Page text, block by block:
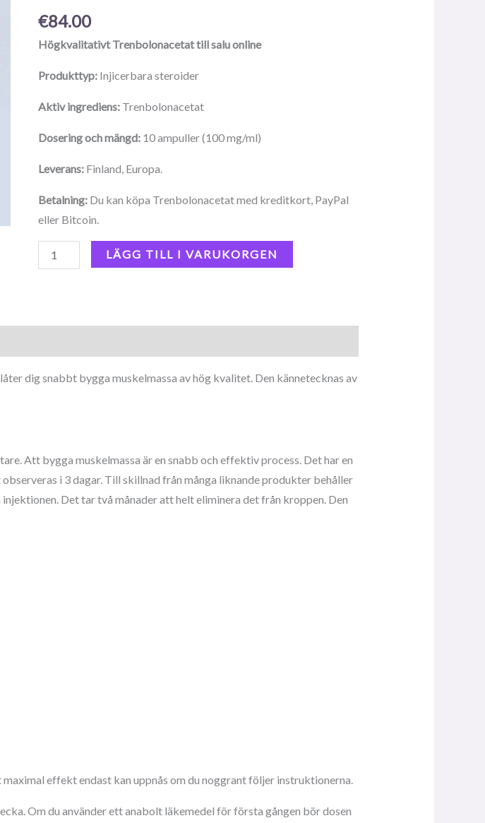
€84.00
Högkvalitativt Trenbolonacetat till salu online
Produkttyp: Injicerbara steroider
Aktiv ingrediens: Trenbolonacetat
Dosering och mängd: 10 ampuller (100 mg/ml)
Leverans: Finland, Europa.
Betalning: Du kan köpa Trenbolonacetat med kreditkort, PayPal
eller Bitcoin.
LÄGG TILL I VARUKORGEN
dig snabbt bygga muskelmassa av hög kvalitet. Den kännetecknas av
Att bygga muskelmassa är en snabb och effektiv process. Det har en
i 3 dagar. Till skillnad från många liknande produkter behåller
Det tar två månader att helt eliminera det från kroppen. Den
effekt endast kan uppnås om du noggrant följer instruktionerna.
Om du använder ett anabolt läkemedel för första gången bör dosen